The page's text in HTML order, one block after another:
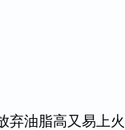
弃油脂高又易上